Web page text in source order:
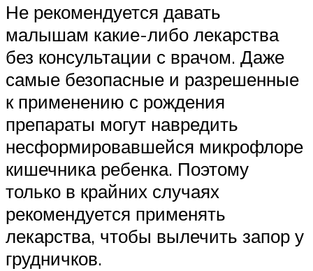
Не рекомендуется давать
малышам какие-либо лекарства
без консультации с врачом. Даже
самые безопасные и разрешенные
к применению с рождения
препараты могут навредить
несформировавшейся микрофлоре
кишечника ребенка. Поэтому
только в крайних случаях
рекомендуется применять
лекарства, чтобы вылечить запор у
грудничков.